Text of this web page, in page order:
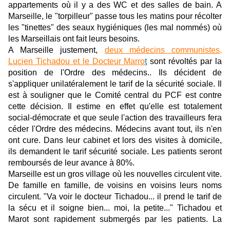
appartements où il y a des WC et des salles de bain. A
Marseille, le "torpilleur" passe tous les matins pour récolter
les "tinettes" des seaux hygiéniques (les mal nommés) où
les Marseillais ont fait leurs besoins.
A Marseille justement, deux médecins communistes,
Lucien Tichadou et le Docteur Marrotsont révoltés par la
position de l'Ordre des médecins.. Ils décident de
s'appliquer unilatéralement le tarif de la sécurité sociale. Il
est à souligner que le Comité central du PCF est contre
cette décision. Il estime en effet qu'elle est totalement
social-démocrate et que seule l'action des travailleurs fera
céder l'Ordre des médecins. Médecins avant tout, ils n'en
ont cure. Dans leur cabinet et lors des visites à domicile,
ils demandent le tarif sécurité sociale. Les patients seront
remboursés de leur avance à 80%.
Marseille est un gros village où les nouvelles circulent vite.
De famille en famille, de voisins en voisins leurs noms
circulent. "Va voir le docteur Tichadou... il prend le tarif de
la sécu et il soigne bien... moi, la petite..." Tichadou et
Marot sont rapidement submergés par les patients. La